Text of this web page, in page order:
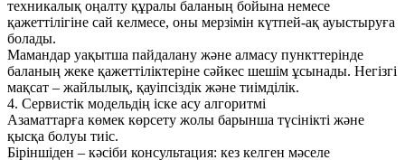
техникалық оңалту құралы баланың бойына немесе
қажеттілігіне сай келмесе, оны мерзімін күтпей-ақ ауыстыруға
болады.
Мамандар уақытша пайдалану және алмасу пункттерінде
баланың жеке қажеттіліктеріне сәйкес шешім ұсынады. Негізгі
мақсат – жайлылық, қауіпсіздік және тиімділік.
4. Сервистік модельдің іске асу алгоритмі
Азаматтарға көмек көрсету жолы барынша түсінікті және
қысқа болуы тиіс.
Біріншіден – кәсіби консультация: кез келген мәселе